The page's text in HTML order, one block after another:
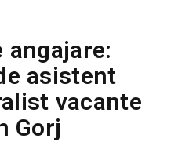
angajare:
asistent
vacante
Gorj